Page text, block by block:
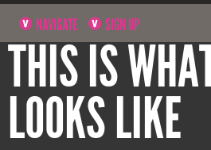
NAVIGATE SIGN UP
THIS IS
LOOKS LIKE